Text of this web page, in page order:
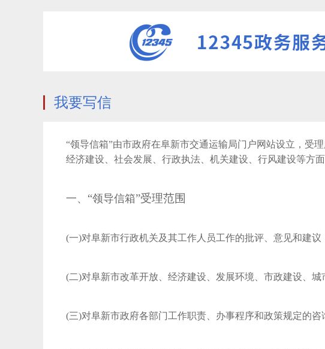
我要写信
“领导信箱”由市政府在阜新市交通运输局门户网站设立，受
经济建设、社会发展、行政执法、机关建设、行风建设等方
一、 “领导信箱”受理范围
(一)对阜新市行政机关及其工作人员工作的批评、意见和建议
(二)对阜新市改革开放、经济建设、发展环境、市政建设、城
(三)对阜新市政府各部门工作职责、办事程序和政策规定的咨